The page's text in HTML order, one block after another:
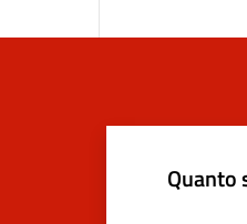
Quanto